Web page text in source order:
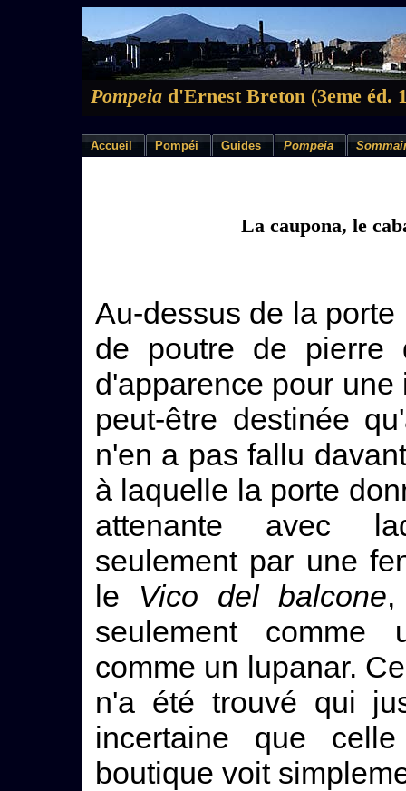
Pompeia d'Ernest Breton (3eme éd.
Accueil Pompéi Guides Pompeia
La caupona, le
Au-dessus de la
de poutre de pierre
d'apparence pour
peut-être destinée
n'en a pas fallu
à laquelle la porte
attenante avec
seulement par une
le Vico del balcone,
seulement comme
comme un lupanar.
n'a été trouvé qui
incertaine que
boutique voit